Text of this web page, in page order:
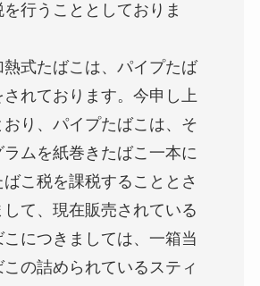
行うこととしておりま
式たばこは、パイプたば
されております。今申し上
おり、パイプたばこは、そ
ムを紙巻きたばこ一本に
こ税を課税することとさ
て、現在販売されている
につきましては、一箱当
の詰められているスティ